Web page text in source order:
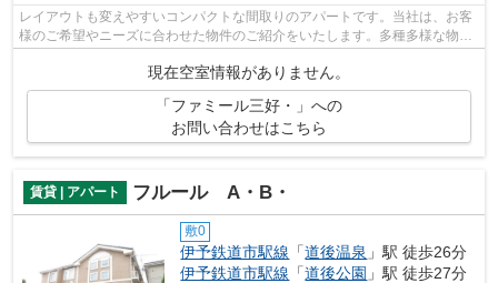
レイアウトも変えやすいコンパクトな間取りのアパートです。当社は、お客
様のご希望やニーズに合わせた物件のご紹介をいたします。多種多様な物件
現在空室情報がありません。
「ファミール三好・」への
お問い合わせはこちら
賃貸 | アパート フルール A・B・
敷0
伊予鉄道市駅線 「道後温泉 」駅 徒歩26分
伊予鉄道市駅線 「道後公園 」駅 徒歩27分